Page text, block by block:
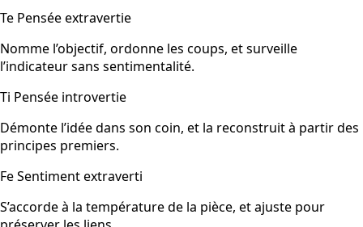
Te Pensée extravertie
Nomme l’objectif, ordonne les coups, et surveille
l’indicateur sans sentimentalité.
Ti Pensée introvertie
Démonte l’idée dans son coin, et la reconstruit à partir des
principes premiers.
FeSentiment extraverti
S’accorde à la température de la pièce, et ajuste pour